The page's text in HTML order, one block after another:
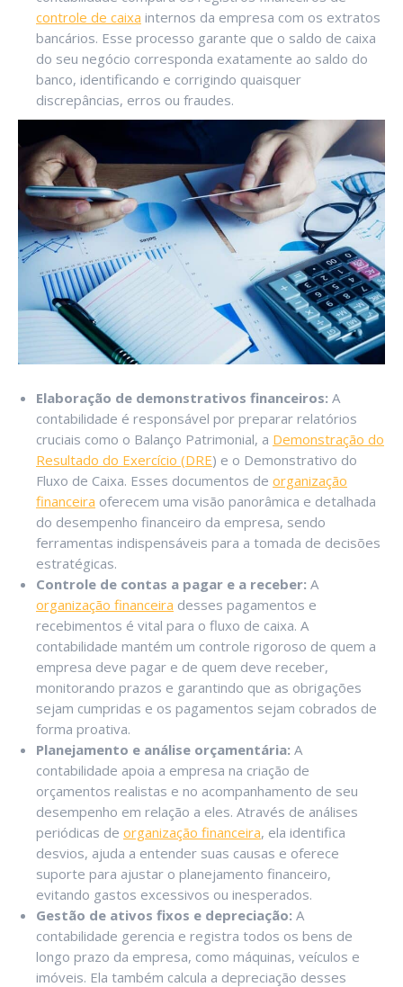
controle de caixa internos da empresa com os extratos
bancários. Esse processo garante que o saldo de caixa
do seu negócio corresponda exatamente ao saldo do
banco, identificando e corrigindo quaisquer
discrepâncias, erros ou fraudes.
Elaboração de demonstrativos financeiros: A
contabilidade é responsável por preparar relatórios
cruciais como o Balanço Patrimonial, a Demonstração do
Resultado do Exercício (DRE) e o Demonstrativo do
Fluxo de Caixa. Esses documentos de organização
financeira oferecem uma visão panorâmica e detalhada
do desempenho financeiro da empresa, sendo
ferramentas indispensáveis para a tomada de decisões
estratégicas.
Controle de contas a pagar e a receber: A
organização financeira desses pagamentos e
recebimentos é vital para o fluxo de caixa. A
contabilidade mantém um controle rigoroso de quem a
empresa deve pagar e de quem deve receber,
monitorando prazos e garantindo que as obrigações
sejam cumpridas e os pagamentos sejam cobrados de
forma proativa.
Planejamento e análise orçamentária: A
contabilidade apoia a empresa na criação de
orçamentos realistas e no acompanhamento de seu
desempenho em relação a eles. Através de análises
periódicas de organização financeira, ela identifica
desvios, ajuda a entender suas causas e oferece
suporte para ajustar o planejamento financeiro,
evitando gastos excessivos ou inesperados.
Gestão de ativos fixos e depreciação: A
contabilidade gerencia e registra todos os bens de
longo prazo da empresa, como máquinas, veículos e
imóveis. Ela também calcula a depreciação desses